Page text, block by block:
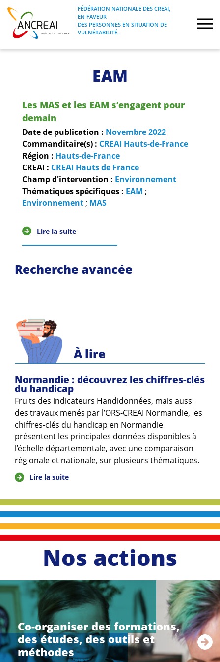
Skip
content
ANCREAI
FÉDÉRATION NATIONALE DES CREAI, EN
FAVEUR DES PERSONNES EN SITUATION
FÉDÉRATION NATIONALE DES CREAI,
EN FAVEUR
DES PERSONNES EN SITUATION DE
VULNÉRABILITÉ.
Journées nationales
Formations
Projets Fédéraux
Espace emploi
Guides et outils
ARSENE
EAM
Les MAS et les EAM s’engagent pour
demain
Date de publication : Novembre2022
Commanditaire(s) : CREAI Hauts-de-France
Région : Hauts-de-France
CREAI : CREAI Hauts de France
Champ d'intervention : Environnement
Thématiques spécifiques : EAM ;
Environnement ; MAS
Lire la suite
Recherche avancée
À lire
Normandie : découvrez les chiffres-clés
du handicap
Fruits des indicateurs Handidonnées, mais aussi
des travaux menés par l’ORS-CREAI Normandie, les
chiffres-clés du handicap en Normandie
présentent les principales données disponibles à
l’échelle départementale, avec une comparaison
régionale et nationale, sur plusieurs thématiques.
Lire la suite
Nos actions
Co-organiser des formations,
des études, des outils et
méthodes
li
r
e
a
u